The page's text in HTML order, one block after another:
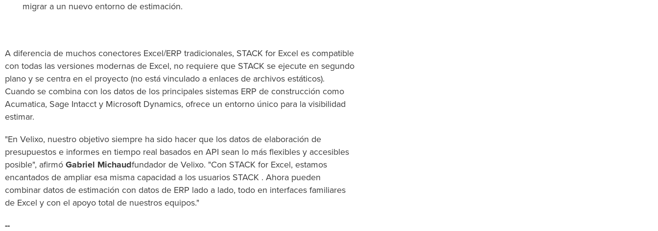
migrar a un nuevo entorno de estimación.
A diferencia de muchos conectores Excel/ERP tradicionales, STACK for Excel es compatible
con todas las versiones modernas de Excel, no requiere que STACK se ejecute en segundo
plano y se centra en el proyecto (no está vinculado a enlaces de archivos estáticos).
Cuando se combina con los datos de los principales sistemas ERP de construcción como
Acumatica, Sage Intacct y Microsoft Dynamics, ofrece un entorno único para la visibilidad
estimar.
"En Velixo, nuestro objetivo siempre ha sido hacer que los datos de elaboración de
presupuestos e informes en tiempo real basados en API sean lo más flexibles y accesibles
posible", afirmó Gabriel Michaudfundador de Velixo. "Con STACK for Excel, estamos
encantados de ampliar esa misma capacidad a los usuarios STACK . Ahora pueden
combinar datos de estimación con datos de ERP lado a lado, todo en interfaces familiares
de Excel y con el apoyo total de nuestros equipos."
--